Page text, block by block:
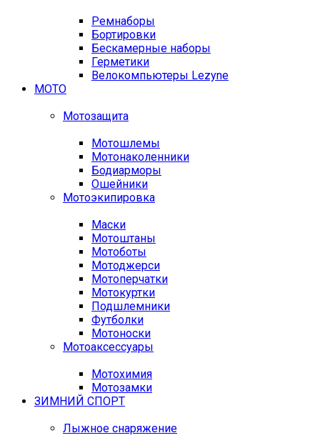
Ремнаборы
Бортировки
Бескамерные наборы
Герметики
Велокомпьютеры Lezyne
МОТО
Мотозащита
Мотошлемы
Мотонаколенники
Бодиарморы
Ошейники
Мотоэкипировка
Маски
Мотоштаны
Мотоботы
Мотоджерси
Мотоперчатки
Мотокуртки
Подшлемники
Футболки
Мотоноски
Мотоаксессуары
Мотохимия
Мотозамки
ЗИМНИЙ СПОРТ
Лыжное снаряжение